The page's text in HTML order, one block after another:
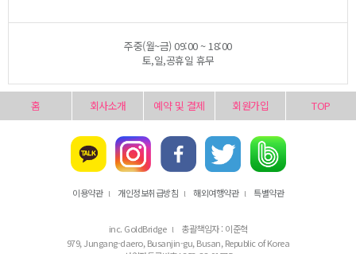
주중(월~금) 09:00 ~ 18:00
토,일,공휴일 휴무
홈 회사소개 예약 및 결제 회원가입 TOP
이용약관 l 개인정보취급방침 l 해외여행약관 l 특별약관
inc. GoldBridge l
총괄책임자 : 이준혁
979, Jungang-daero, Busanjin-gu, Busan, Republic of Korea